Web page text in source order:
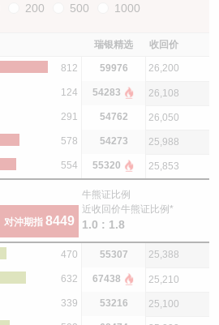
200 500 1000
瑞银精选 收回价
812 59976 26,200
124 54283 26,108
291 54762 26,050
578 54273 25,988
554 55320 25,853
对沖期指 8449
牛熊证比例
近收回价牛熊证比例*
1.0 : 1.8
470 55307 25,388
632 67438 25,210
339 53216 25,100